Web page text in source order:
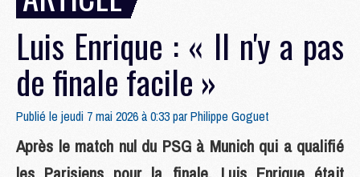
Luis Enrique : « Il n'y a pas
de finale facile »
Publié le jeudi 7 mai 2026 à 0:33 parPhilippe Goguet
Après le match nul du PSG à Munich qui a qualifié